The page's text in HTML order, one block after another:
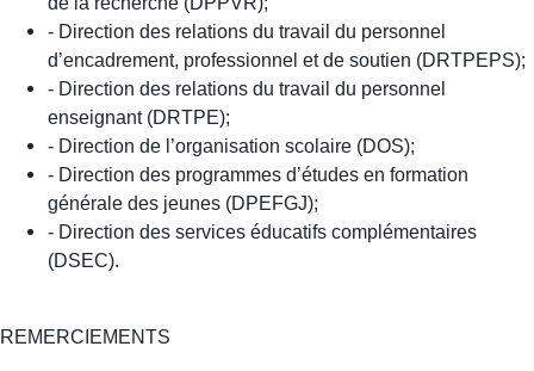
- Direction des relations du travail du personnel
d’encadrement, professionnel et de soutien (DRTPEPS);
- Direction des relations du travail du personnel
enseignant (DRTPE);
- Direction de l’organisation scolaire (DOS);
- Direction des programmes d’études en formation
générale des jeunes (DPEFGJ);
- Direction des services éducatifs complémentaires
(DSEC).
REMERCIEMENTS